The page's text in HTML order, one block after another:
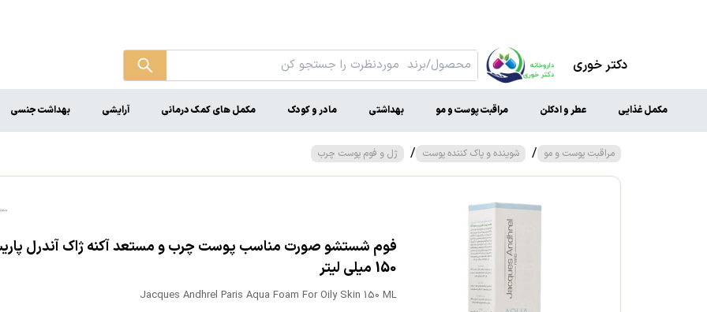
دکتر خوری
مکمل غذایی عطر و ادکلن مراقبت پوست و مو بهداشتی مادر و کودک مکمل های کمک درمانی آرایشی بهداشت جنسی
مراقبت پوست و مو / شوینده و پاک کننده پوست / ژل و فوم پوست چرب
فوم شستشو صورت مناسب پوست‌ چرب و مستعد آکنه ژاک آندرل
150 میلی لیتر
Jacques Andhrel Paris Aqua Foam For Oily Skin 150 ML